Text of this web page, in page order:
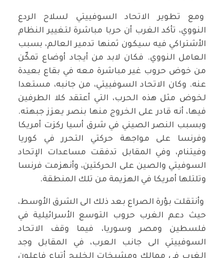
ومع تطوير الاتحاد السوفييتي لسلاح الردع
النووي، تأكد الغرب أن حربا مباشرة لتغيير النظام
الأشتراكي فيه سيكون ثمنها تدمير العالم، بسبب
العامل النووي. فكان لابد من أيجاد أوضاع تمكّن
من خوض حروب غير مباشرة معه في بقاع بعيدة
عنه. وكان الاتحاد السوفييتي، من جانبه، مستعدا
لخوض مثل هذه الحرب، التي أعتقد كلا الطرفين
فيها، أنه قادر على الخروج منها بنصر يعزز جبهته.
وبسبب النصر الصيني في شرق أسيا ركزت أمريكا
وفرنسا على مواجهة حركتي التحرر في كوريا
وفيتنام، وفي المقابل تدفقت مساعدات الإتحاد
السوفيتي والصين على الحركتين، وأنهزمت فرنسا
وتلتلها أمريكا في الهزيمة من تلك المنطقة.
وأنتقلت بؤرة الصراع بعد ذلك الى الشرق الأوسط،
حيث دعم الغرب حروب التوسع الأسرائيلية في
فلسطين ومصر وسوريا، فيما وقف الاتحاد
السوفييتي الى جانب العرب، في المقابل وجد